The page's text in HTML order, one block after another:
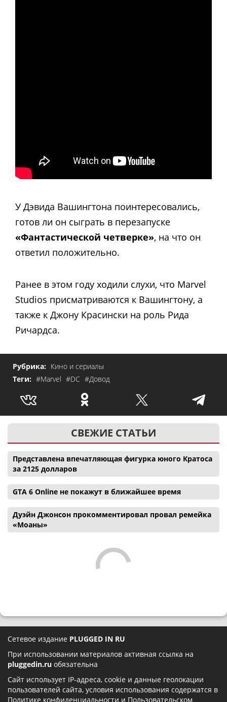
У Дэвида Вашингтона поинтересовались,
готов ли он сыграть в перезапуске
«Фантастической четверке», на что он
ответил положительно.
Ранее в этом году ходили слухи, что Marvel
Studios присматриваются к Вашингтону, а
также к Джону Красински на роль Рида
Ричардса.
Рубрика: Кино и сериалы
Теги: #Marvel #DC #Довод
СВЕЖИЕ СТАТЬИ
Представлена впечатляющая фигурка юного Кратоса
за 2125 долларов
GTA 6 Online не покажут в ближайшее время
Дуэйн Джонсон прокомментировал провал ремейка
«Моаны»
Сетевое издание PLUGGED IN RU
При использовании материалов активная ссылка на
pluggedin.ru обязательна
Сайт использует IP-адреса, cookie и данные геолокации
пользователей сайта, условия использования содержатся в
Политике конфиденциальности и Пользовательском